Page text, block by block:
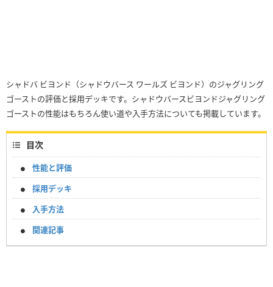
シャドバ ビヨンド（シャドウバース ワールズ ビヨンド）のジャグリング
ゴーストの評価と採用デッキです。シャドウバースビヨンドジャグリング
ゴーストの性能はもちろん使い道や入手方法についても掲載しています。
目次
性能と評価
採用デッキ
入手方法
関連記事